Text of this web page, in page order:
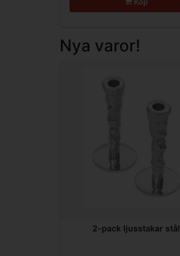
Nya varor!
2-pack ljusstakar stål